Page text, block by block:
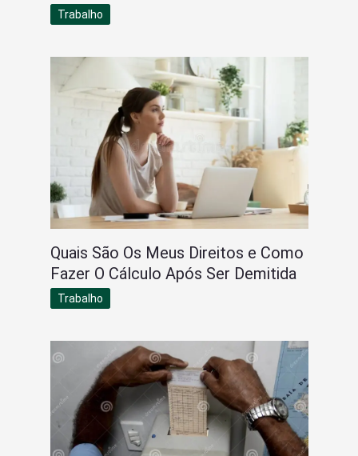
Trabalho
Quais São Os Meus Direitos e Como
Fazer O Cálculo Após Ser Demitida
Trabalho